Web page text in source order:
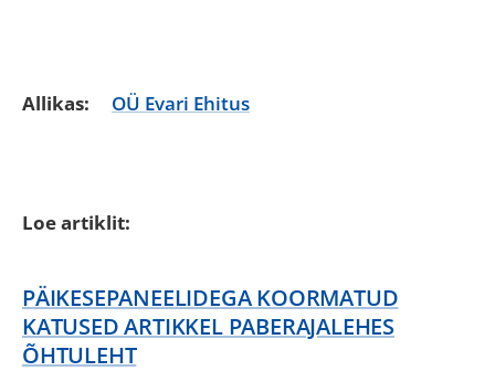
Allikas: OÜ Evari Ehitus
Loe artiklit:
PÄIKESEPANEELIDEGA KOORMATUD
KATUSED ARTIKKEL PABERAJALEHES
ÕHTULEHT